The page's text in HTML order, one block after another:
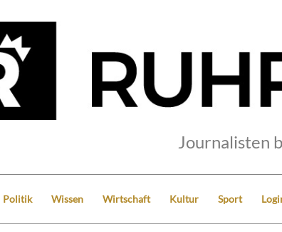
Journalisten
Politik Wissen Wirtschaft Kultur Sport